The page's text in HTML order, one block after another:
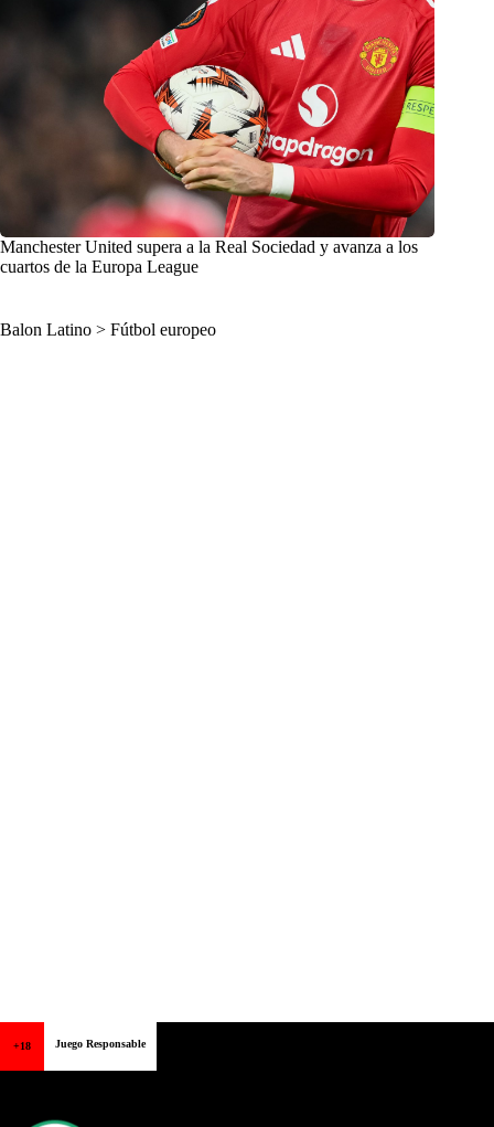
Manchester United supera a la Real Sociedad y avanza a los
cuartos de la Europa League
Balon Latino > Fútbol europeo
+18 Juego Responsable